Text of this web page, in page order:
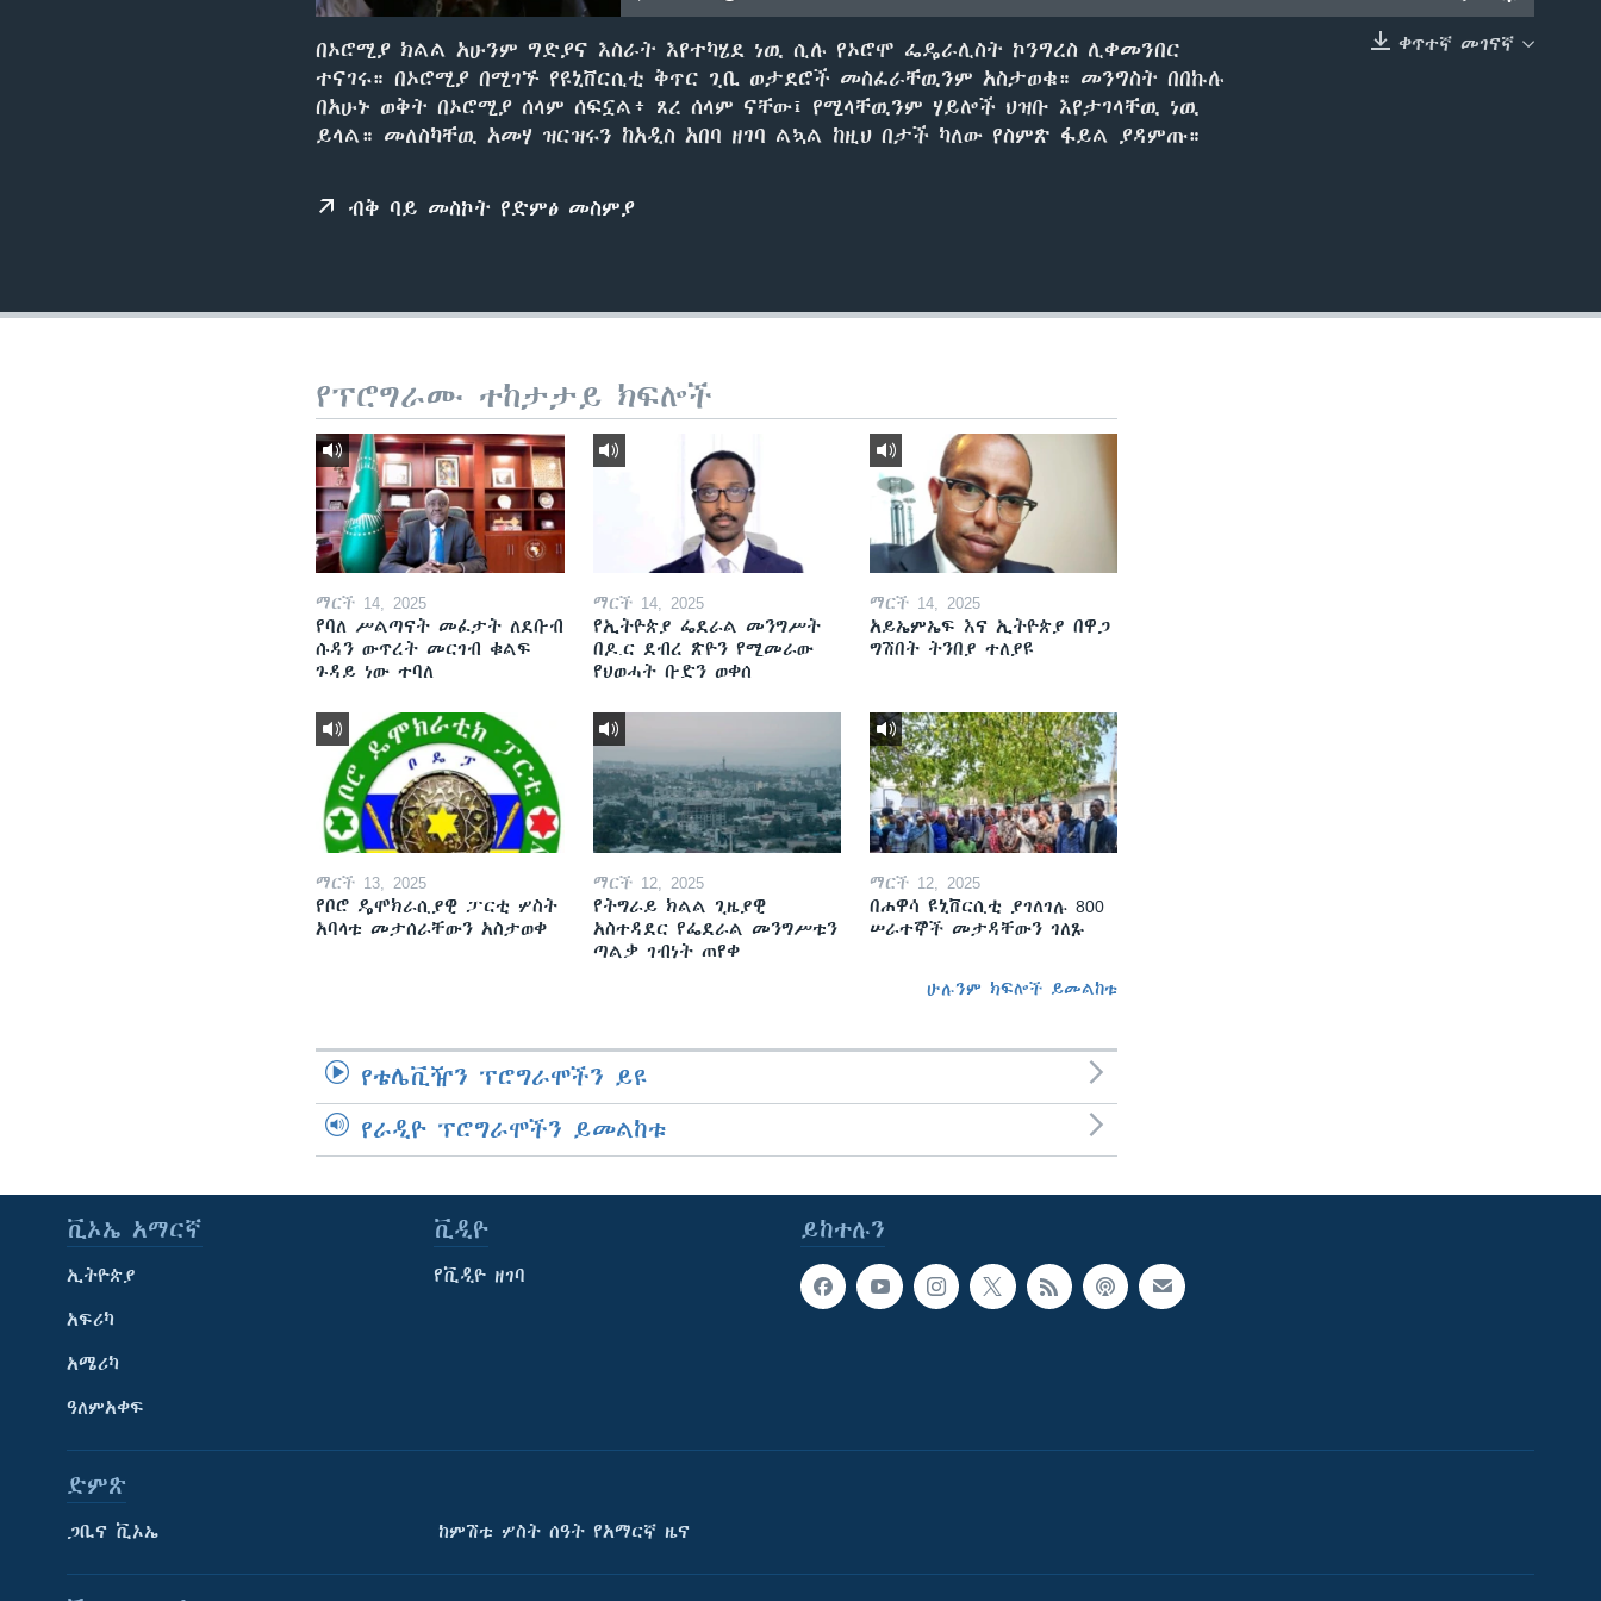
ቀጥተኛ መገናኛ
በኦሮሚያ ክልል አሁንም ግድያና እስራት እየተካሄደ ነዉ ሲሉ የኦሮሞ ፌዴራሊስት ኮንግረስ ሊቀመንበር
ተናገሩ። በኦሮሚያ በሚገኙ የዩኒቨርሲቲ ቅጥር ጊቢ ወታደሮች መስፈራቸዉንም አስታወቁ። መንግስት በበኩሉ
በአሁኑ ወቅት በኦሮሚያ ሰላም ሰፍኗል፥ ጸረ ሰላም ናቸው፤ የሚላቸዉንም ሃይሎች ህዝቡ እየታገላቸዉ ነዉ
ይላል። መለስካቸዉ አመሃ ዝርዝሩን ከአዲስ አበባ ዘገባ ልኳል ከዚህ በታች ካለው የስምጽ ፋይል ያዳምጡ።
ብቅ ባይ መስኮት የድምፅ መስምያ
የፕሮግራሙ ተከታታይ ክፍሎች
ማርች 14, 2025
የባለ ሥልጣናት መፈታት ለደቡብ
ሱዳን ውጥረት መርገብ ቁልፍ
ጉዳይ ነው ተባለ
ማርች 14, 2025
የኢትዮጵያ ፌደራል መንግሥት
በዶ.ር ደብረ ጽዮን የሚመራው
የህወሓት ቡድን ወቀሰ
ማርች 14, 2025
አይኤምኤፍ እና ኢትዮጵያ በዋጋ
ግሽበት ትንበያ ተለያዩ
ማርች 13, 2025
የቦሮ ዴሞክራሲያዊ ፓርቲ ሦስት
አባላቱ መታሰራቸውን አስታወቀ
ማርች 12, 2025
የትግራይ ክልል ጊዜያዊ
አስተዳደር የፌደራል መንግሥቱን
ጣልቃ ገብነት ጠየቀ
ማርች 12, 2025
በሐዋሳ ዩኒቨርሲቲ ያገለገሉ 800
ሠራተኞች መታዳቸውን ገለጹ
ሁሉንም ክፍሎች ይመልከቱ
የቴሌቪዥን ፕሮግራሞችን ይዩ
የራዲዮ ፕሮግራሞችን ይመልከቱ
ይከተሉን
ቪኦኤ አማርኛ
ኢትዮጵያ
አፍሪካ
አሜሪካ
ዓለምአቀፍ
ቪዲዮ
የቪዲዮ ዘገባ
ድምጽ
ጋቢና ቪኦኤ ከምሽቱ ሦስት ሰዓት የአማርኛ ዜና